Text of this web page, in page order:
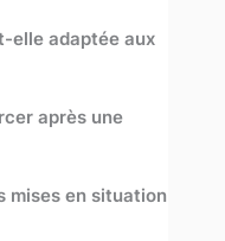
elle adaptée aux
après une
mises en situation